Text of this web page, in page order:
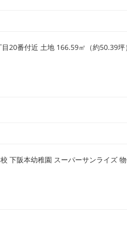
20番付近 土地 166.59㎡（約50.39
下阪本幼稚園 スーパーサンライズ